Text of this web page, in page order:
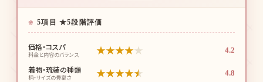
5項目 ★5段階評価
価格・コスパ
料金と内容のバランス ★★★★★ 4.2
着物・琉装の種類
柄・サイズの豊富さ ★★★★★ 4.8